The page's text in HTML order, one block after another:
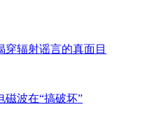
穿辐射谣言的真面目
磁波在“搞破坏”